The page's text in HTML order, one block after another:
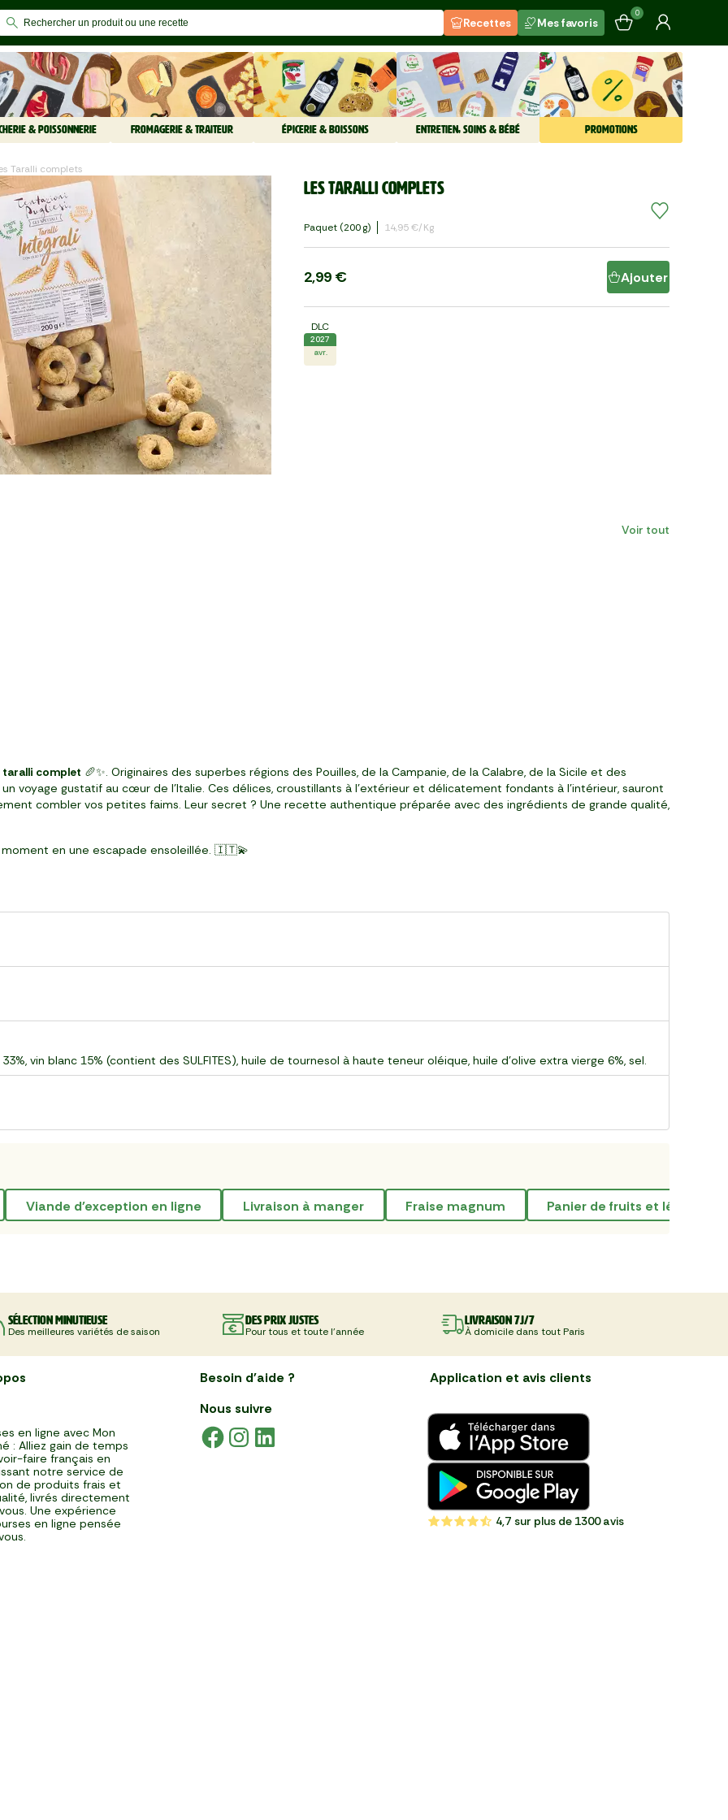
Recettes Mes favoris
0
& POISSONNERIE FROMAGERIE & TRAITEUR ÉPICERIE & BOISSONS ENTRETIEN, SOINS & BÉBÉ PROMOTIONS
Taralli complets
Les Taralli complets
Paquet (200 G) 14,95 €/kg
2,99 € Ajouter
DLC
2027
avr.
Voir tout
taralli complet 🥖✨. Originaires des superbes régions des Pouilles, de la Campanie, de la Calabre, de la Sicile et des
voyage gustatif au cœur de l’Italie. Ces délices, croustillants à l'extérieur et délicatement fondants à l'intérieur, sauront
combler vos petites faims. Leur secret ? Une recette authentique préparée avec des ingrédients de grande qualité,
en une escapade ensoleillée. 🇮🇹💫
vin blanc 15% (contient des SULFITES), huile de tournesol à haute teneur oléique, huile d'olive extra vierge 6%, sel.
viande d'exception en ligne livraison à manger fraise magnum panier de fruits et légumes
Sélection minutieuse
Des meilleures variétés de saison
Des prix justes
Pour tous et toute l'année
Livraison 7J/7
À domicile dans tout Paris
en ligne avec Mon
: Alliez gain de temps
faire français en
notre service de
de produits frais et
livrés directement
Une expérience
en ligne pensée
Besoin d'aide ?
Nous suivre
Application et avis clients
4,7 sur plus de 1300 avis